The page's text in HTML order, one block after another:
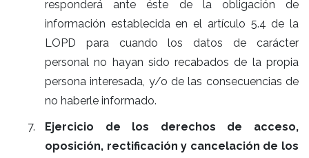
responderá ante éste de la obligación de
información establecida en el artículo 5.4 de la
LOPD para cuando los datos de carácter
personal no hayan sido recabados de la propia
persona interesada, y/o de las consecuencias de
no haberle informado.
Ejercicio de los derechos de acceso,
oposición, rectificación y cancelación de los